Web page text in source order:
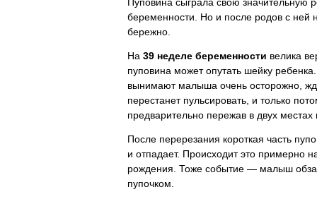
беременности. Но и после родов с ней
бережно.
На 39 неделе беременности велика
пуповина может опутать шейку
вынимают малыша очень осторожно,
перестанет пульсировать, и только
предварительно пережав в двух
После перерезания короткая часть
и отпадает. Происходит это примерно
рождения. Тоже событие — малыш
пупочком.